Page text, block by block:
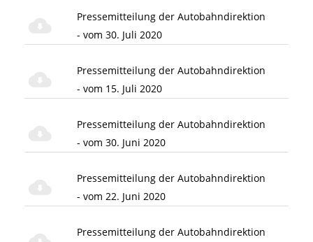
Pressemitteilung der Autobahndirektion
- vom 30. Juli 2020
Pressemitteilung der Autobahndirektion
- vom 15. Juli 2020
Pressemitteilung der Autobahndirektion
- vom 30. Juni 2020
Pressemitteilung der Autobahndirektion
- vom 22. Juni 2020
Pressemitteilung der Autobahndirektion